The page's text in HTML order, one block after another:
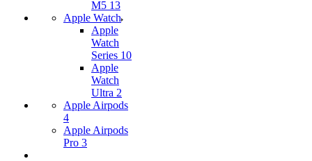
M5 13
Apple Watch
Apple
Watch
Series 10
Apple
Watch
Ultra 2
Apple Airpods
4
Apple Airpods
Pro 3